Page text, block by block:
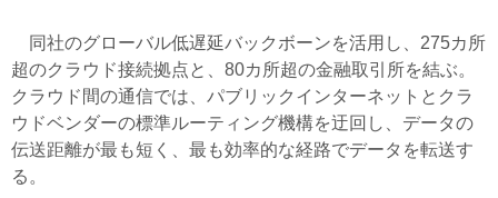
同社のグローバル低遅延バックボーンを活用し、275カ所
超のクラウド接続拠点と、80カ所超の金融取引所を結ぶ。
クラウド間の通信では、パブリックインターネットとクラ
ウドベンダーの標準ルーティング機構を迂回し、データの
伝送距離が最も短く、最も効率的な経路でデータを転送す
る。